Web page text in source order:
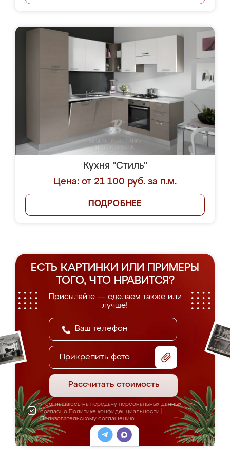
Кухня "Стиль"
Цена: от 21 100 руб. за п.м.
ПОДРОБНЕЕ
ЕСТЬ КАРТИНКИ ИЛИ ПРИМЕРЫ
ТОГО, ЧТО НРАВИТСЯ?
Присылайте — сделаем также или
лучше!
Прикрепить фото
Рассчитать стоимость
Я соглашаюсь на передачу персональных данных
согласно Политике конфиденциальности
Пользовательскому соглашению